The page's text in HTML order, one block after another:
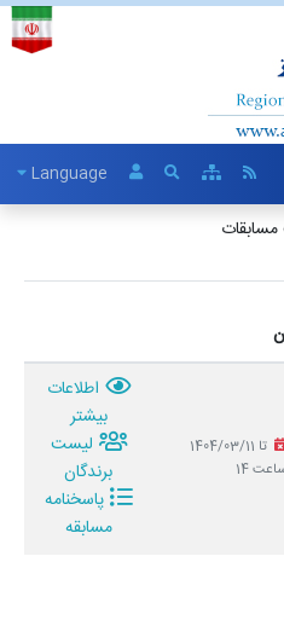
Language
تا 1404/03/11
14
اطلاعات
بیشتر
لیست
برندگان
پاسخنامه
مسابقه